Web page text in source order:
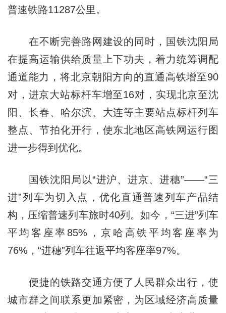
普速铁路11287公里。
在不断完善路网建设的同时，国铁沈阳局
在提高运输供给质量上下功夫，着力统筹调配
通道能力，将北京朝阳方向的直通高铁增至90
对，进京大站标杆车增至16对，实现北京至沈
阳、长春、哈尔滨、大连等主要站点标杆列车
整点、节拍化开行，使东北地区高铁网运行图
进一步得到优化。
国铁沈阳局以“进沪、进京、进穗”——“三
进”列车为切入点，优化直通普速列车产品结
构，压缩普速列车旅时40列。如今，“三进”列车
平均客座率85%，京哈高铁平均客座率为
76%，“进穗”列车往返平均客座率97%。
便捷的铁路交通方便了人民群众出行，使
城市群之间联系更加紧密，为区域经济高质量